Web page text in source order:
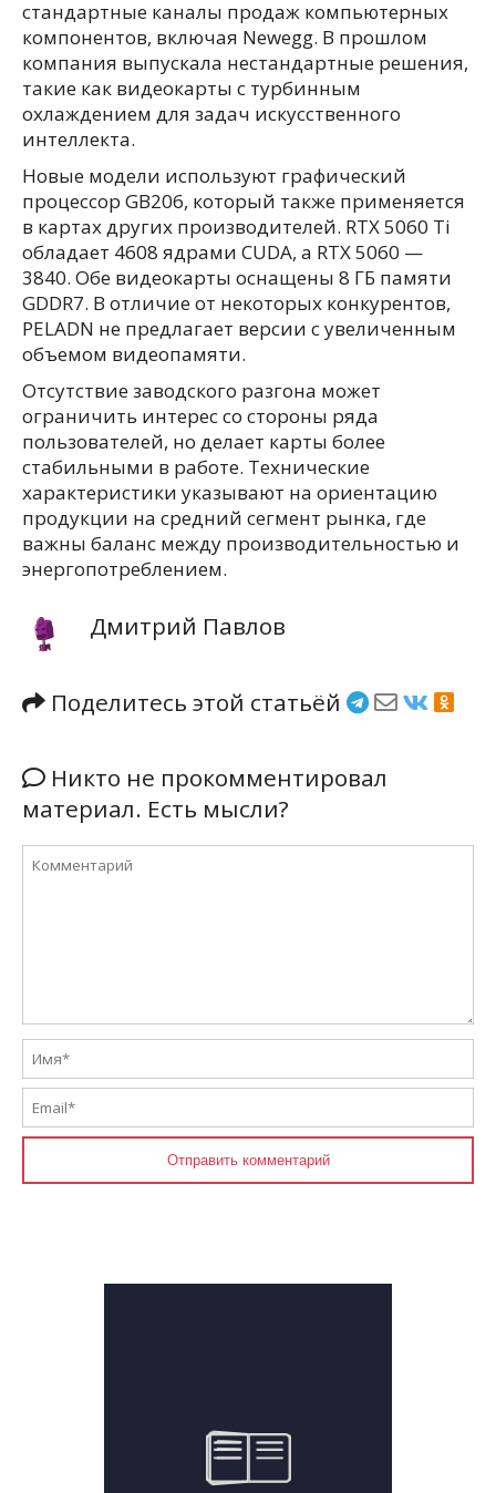
стандартные каналы продаж компьютерных
компонентов, включая Newegg. В прошлом
компания выпускала нестандартные решения,
такие как видеокарты с турбинным
охлаждением для задач искусственного
интеллекта.
Новые модели используют графический
процессор GB206, который также применяется
в картах других производителей. RTX 5060 Ti
обладает 4608 ядрами CUDA, а RTX 5060 —
3840. Обе видеокарты оснащены 8 ГБ памяти
GDDR7. В отличие от некоторых конкурентов,
PELADN не предлагает версии с увеличенным
объемом видеопамяти.
Отсутствие заводского разгона может
ограничить интерес со стороны ряда
пользователей, но делает карты более
стабильными в работе. Технические
характеристики указывают на ориентацию
продукции на средний сегмент рынка, где
важны баланс между производительностью и
энергопотреблением.
Дмитрий Павлов
Поделитесь этой статьёй
Никто не прокомментировал
материал. Есть мысли?